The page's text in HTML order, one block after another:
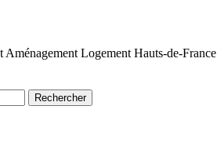
Logement Hauts-de-France
Rechercher